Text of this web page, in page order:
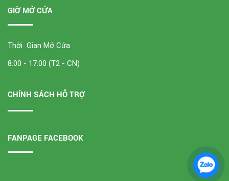
GIỜ MỞ CỬA
Thời Gian Mở Cửa
8:00 - 17:00 (T2 - CN)
CHÍNH SÁCH HỖ TRỢ
FANPAGE FACEBOOK